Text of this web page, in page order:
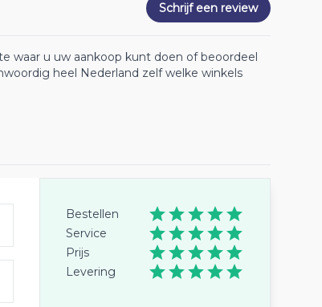
Schrijf een review
waar u uw aankoop kunt doen of beoordeel
heel Nederland zelf welke winkels
Bestellen
Service
Prijs
Levering